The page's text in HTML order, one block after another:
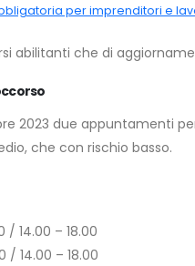
per imprenditori e
abilitanti che di
2023 due appuntamenti
che con rischio basso.
/ 14.00 – 18.00
/ 14.00 – 18.00